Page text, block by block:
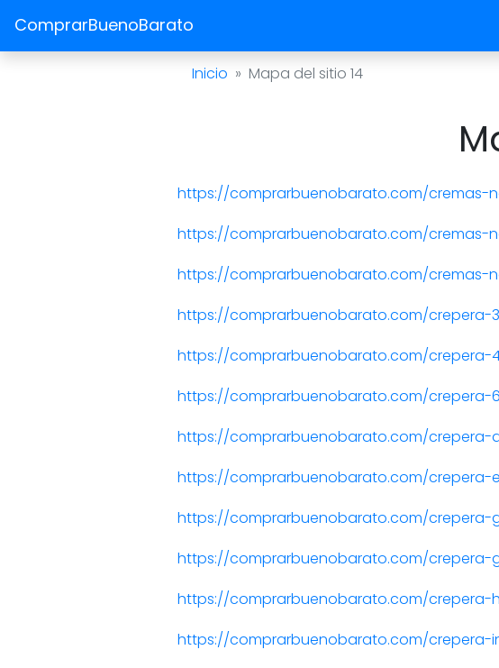
ComprarBuenoBarato
Inicio Mapa del sitio 14
https://comprarbuenobarato.com/cremas-
https://comprarbuenobarato.com/cremas-
https://comprarbuenobarato.com/cremas-
https://comprarbuenobarato.com/crepera-
https://comprarbuenobarato.com/crepera-
https://comprarbuenobarato.com/crepera-
https://comprarbuenobarato.com/crepera-
https://comprarbuenobarato.com/crepera-
https://comprarbuenobarato.com/crepera-
https://comprarbuenobarato.com/crepera-
https://comprarbuenobarato.com/crepera-
https://comprarbuenobarato.com/crepera-